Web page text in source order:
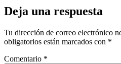
Deja una respuesta
Tu dirección de correo electrónico
obligatorios están marcados con *
Comentario *